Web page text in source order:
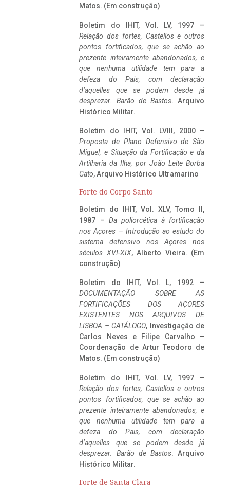
Matos. (Em construção)
Boletim do IHIT, Vol. LV, 1997 –
Relação dos fortes, Castellos e outros
pontos fortificados, que se achão ao
prezente inteiramente abandonados, e
que nenhuma utilidade tem para a
defeza do Pais, com declaração
d’aquelles que se podem desde já
desprezar. Barão de Bastos. Arquivo
Histórico Militar.
Boletim do IHIT, Vol. LVIII, 2000 –
Proposta de Plano Defensivo de São
Miguel, e Situação da Fortificação e da
Artilharia da Ilha, por João Leite Borba
Gato, Arquivo Histórico Ultramarino
Forte do Corpo Santo
Boletim do IHIT, Vol. XLV, Tomo II,
1987 – Da poliorcética à fortificação
nos Açores – Introdução ao estudo do
sistema defensivo nos Açores nos
séculos XVI-XIX, Alberto Vieira. (Em
construção)
Boletim do IHIT, Vol. L, 1992 –
DOCUMENTAÇÃO SOBRE AS
FORTIFICAÇÕES DOS AÇORES
EXISTENTES NOS ARQUIVOS DE
LISBOA – CATÁLOGO, Investigação de
Carlos Neves e Filipe Carvalho –
Coordenação de Artur Teodoro de
Matos. (Em construção)
Boletim do IHIT, Vol. LV, 1997 –
Relação dos fortes, Castellos e outros
pontos fortificados, que se achão ao
prezente inteiramente abandonados, e
que nenhuma utilidade tem para a
defeza do Pais, com declaração
d’aquelles que se podem desde já
desprezar. Barão de Bastos. Arquivo
Histórico Militar.
Forte de Santa Clara